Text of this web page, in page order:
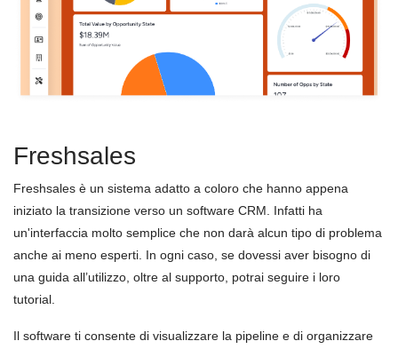
Freshsales
Freshsales è un sistema adatto a coloro che hanno appena
iniziato la transizione verso un software CRM. Infatti ha
un'interfaccia molto semplice che non darà alcun tipo di problema
anche ai meno esperti. In ogni caso, se dovessi aver bisogno di
una guida all’utilizzo, oltre al supporto, potrai seguire i loro
tutorial.
Il software ti consente di visualizzare la pipeline e di organizzare